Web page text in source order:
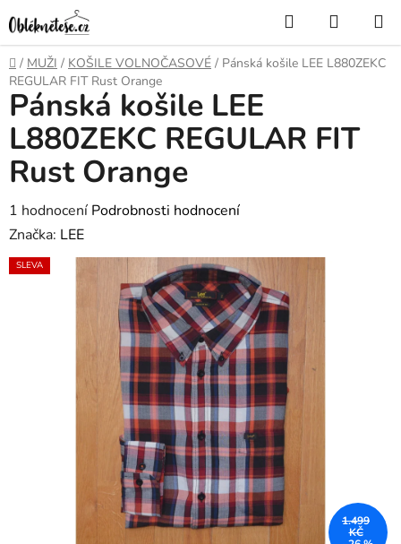
na
obsah
Hledat
KOŠÍK
Domů
/ MUŽI / KOŠILE VOLNOČASOVÉ / Pánská košile LEE L880ZEKC
REGULAR FIT Rust Orange
Pánská košile LEE
L880ZEKC REGULAR FIT
Rust Orange
Průměrné
hodnocení
produktu
1 hodnocení Podrobnosti hodnocení
Značka: LEE
SLEVA
1.499
KČ